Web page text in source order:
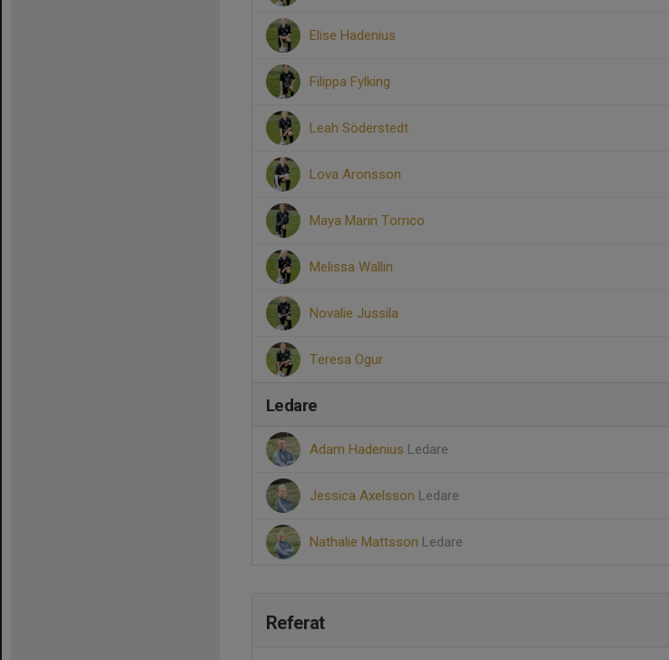
Elise Hadenius
Filippa Fylking
Leah Söderstedt
Lova Aronsson
Maya Marin Torrico
Melissa Wallin
Novalie Jussila
Teresa Ogur
Ledare
Adam Hadenius Ledare
Jessica Axelsson Ledare
Nathalie Mattsson Ledare
Referat